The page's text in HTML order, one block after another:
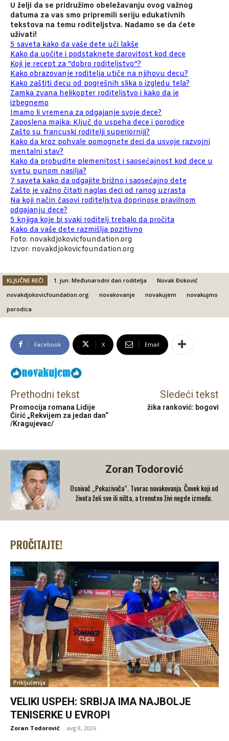
U želji da se pridružimo obeležavanju ovog važnog
datuma za vas smo pripremili seriju edukativnih
tekstova na temu roditeljstva. Nadamo se da ćete
uživati!
5 saveta kako da vaše dete uči lakše
Kako da uočite i podstaknete darovitost kod dece
Koji je recept za “dobro roditeljstvo”?
Kako obrazovanje roditelja utiče na njihovu decu?
Kako zaštiti decu od pogrešnih slika o izgledu tela?
Zamka zvana helikopter roditeljstvo i kako da je
izbegnemo
Imamo li vremena za odgajanje svoje dece?
Zaposlena majka: Ključ do uspeha dece i porodice
Zašto su francuski roditelji superiorniji?
Kako da kroz pohvale pomognete deci da usvoje razvojni
mentalni stav?
Kako da probudite plemenitost i saosećajnost kod dece u
svetu punom nasilja?
7 saveta kako da odgajite brižno i saosećajno dete
Zašto je važno čitati naglas deci od ranog uzrasta
Na koji način časovi roditeljstva doprinose pravilnom
odgajanju dece?
5 knjiga koje bi svaki roditelj trebalo da pročita
Kako da vaše dete razmišlja pozitivno
Foto: novakdjokovicfoundation.org
Izvor: novakdjokovicfoundation.org
KLJUČNE REČI 1. jun: Međunarodni dan roditelja
Novak Đoković
novakdjokovicfoundation.org
novakovanje novakujem
novakujmo
porodica
Facebook X Email
Prethodni tekst
Promocija romana Lidije
Ćirić „Rekvijem za jedan dan“
/Kragujevac/
Sledeći tekst
žika ranković: bogovi
Zoran Todorović
Osnivač „Pokazivača“. Tvorac novakovanja. Čovek koji od
života želi sve ili ništa, a trenutno živi negde između.
PROČITAJTE!
Priključenija
VELIKI USPEH: SRBIJA IMA NAJBOLJE
TENISERKE U EVROPI
Zoran Todorović - avg 8, 2026